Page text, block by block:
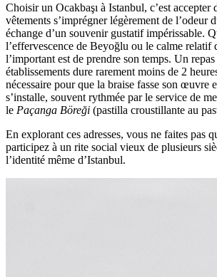
Choisir un Ocakbaşı à Istanbul, c’est accepter
vêtements s’imprégner légèrement de l’odeur
échange d’un souvenir gustatif impérissable.
l’effervescence de Beyoğlu ou le calme relatif
l’important est de prendre son temps. Un repas
établissements dure rarement moins de 2
nécessaire pour que la braise fasse son œuvre
s’installe, souvent rythmée par le service de
le Paçanga Böreği (pastilla croustillante au
En explorant ces adresses, vous ne faites pas
participez à un rite social vieux de plusieurs
l’identité même d’Istanbul.